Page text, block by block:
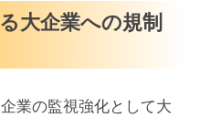
大企業への規制
業の監視強化として大